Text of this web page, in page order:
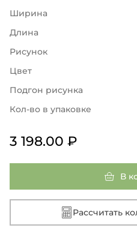
Ширина
Длина
Рисунок
Цвет
Подгон рисунка
Кол-во в упаковке
3 198.00 ₽
В
Рассчитать